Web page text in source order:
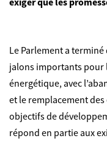
Le Parlement a
jalons importants pour
énergétique, avec
et le remplacement
objectifs de
répond en partie aux